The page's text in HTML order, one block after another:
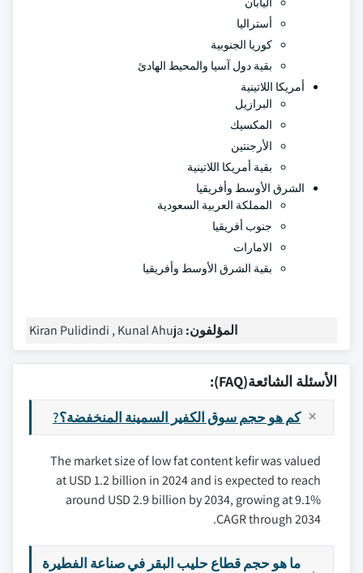
أستراليا
كوريا الجنوبية
بقية دول آسيا والمحيط الهادئ
أمريكا اللاتينية
البرازيل
المكسيك
الأرجنتين
بقية أمريكا اللاتينية
الشرق الأوسط وأفريقيا
المملكة العربية السعودية
جنوب أفريقيا
الامارات
بقية الشرق الأوسط وأفريقيا
المؤلفون: Kiran Pulidindi , Kunal Ahuja
الأسئلة الشائعة(FAQ):
كم هو حجم سوق الكفير السمينة المنخفضة؟?
The market size of low fat content kefir was valued
at USD 1.2 billion in 2024 and is expected to reach
around USD 2.9 billion by 2034, growing at 9.1%
CAGR through 2034.
ما هو حجم قطاع حليب البقر في صناعة الفطيرة